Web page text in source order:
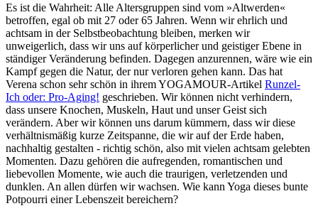
Es ist die Wahrheit: Alle Altersgruppen sind vom »Altwerden«
betroffen, egal ob mit 27 oder 65 Jahren. Wenn wir ehrlich und
achtsam in der Selbstbeobachtung bleiben, merken wir
unweigerlich, dass wir uns auf körperlicher und geistiger Ebene in
ständiger Veränderung befinden. Dagegen anzurennen, wäre wie ein
Kampf gegen die Natur, der nur verloren gehen kann. Das hat
Verena schon sehr schön in ihrem YOGAMOUR-Artikel Runzel-
Ich oder: Pro-Aging! geschrieben. Wir können nicht verhindern,
dass unsere Knochen, Muskeln, Haut und unser Geist sich
verändern. Aber wir können uns darum kümmern, dass wir diese
verhältnismäßig kurze Zeitspanne, die wir auf der Erde haben,
nachhaltig gestalten - richtig schön, also mit vielen achtsam gelebten
Momenten. Dazu gehören die aufregenden, romantischen und
liebevollen Momente, wie auch die traurigen, verletzenden und
dunklen. An allen dürfen wir wachsen. Wie kann Yoga dieses bunte
Potpourri einer Lebenszeit bereichern?